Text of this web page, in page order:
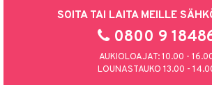
SOITA TAI LAITA MEILLE
0800 9
AUKIOLOAJAT: 10.00 -
LOUNASTAUKO 13.00 -